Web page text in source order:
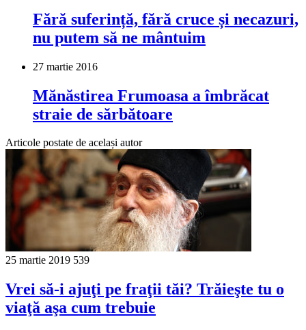
Fără suferință, fără cruce și necazuri,
nu putem să ne mântuim
27 martie 2016
Mănăstirea Frumoasa a îmbrăcat
straie de sărbătoare
Articole postate de același autor
25 martie 2019 539
Vrei să-i ajuţi pe fraţii tăi? Trăieşte tu o
viaţă aşa cum trebuie